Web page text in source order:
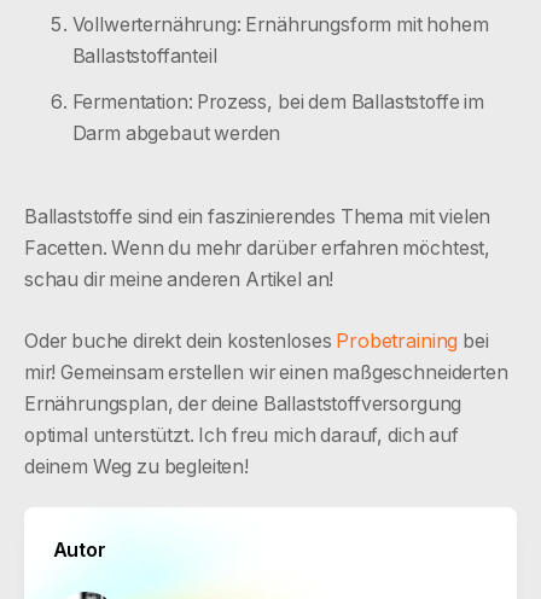
Vollwerternährung: Ernährungsform mit hohem
Ballaststoffanteil
Fermentation: Prozess, bei dem Ballaststoffe im
Darm abgebaut werden
Ballaststoffe sind ein faszinierendes Thema mit vielen
Facetten. Wenn du mehr darüber erfahren möchtest,
schau dir meine anderen Artikel an!
Oder buche direkt dein kostenloses Probetraining bei
mir! Gemeinsam erstellen wir einen maßgeschneiderten
Ernährungsplan, der deine Ballaststoffversorgung
optimal unterstützt. Ich freu mich darauf, dich auf
deinem Weg zu begleiten!
Autor